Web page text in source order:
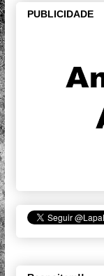
PUBLICIDADE